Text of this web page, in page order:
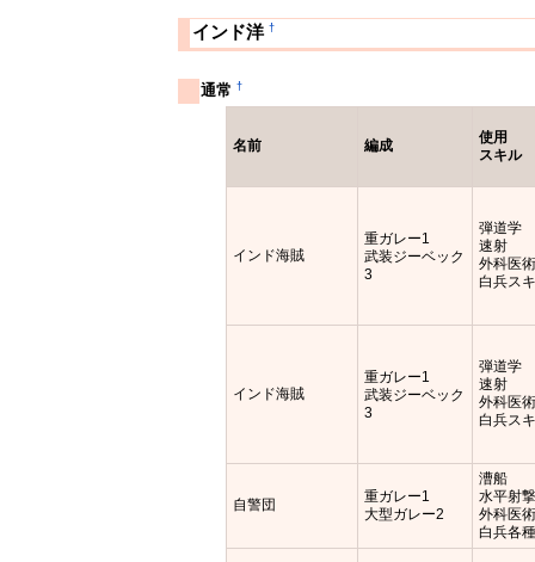
インド洋 †
通常†
名前 編成
使用
スキル
インド海賊
重ガレー1
武装ジーベック
3
弾道学
速射
外科医
白兵ス
インド海賊
重ガレー1
武装ジーベック
3
弾道学
速射
外科医
白兵ス
自警団
重ガレー1
大型ガレー2
漕船
水平射
外科医
白兵各